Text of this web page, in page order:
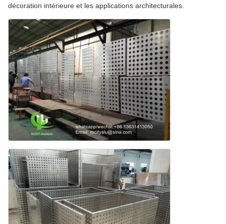
décoration intérieure et les applications architecturales.